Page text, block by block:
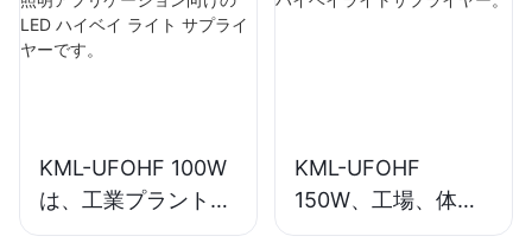
KML-UFOHF 100W
は、工業プラント、
倉庫、その他の屋内
KML-UFOHF
150W、工場、体育
館などの屋内照明用